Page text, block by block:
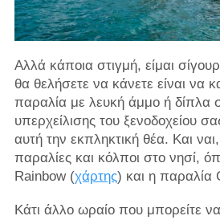
Αλλά κάποια στιγμή, είμαι
θα θελήσετε να κάνετε είναι να
παραλία με λευκή άμμο ή δίπλα
υπερχείλισης του ξενοδοχείου
αυτή την εκπληκτική θέα. Και
παραλίες και κόλποι στο νησί,
Rainbow (χάρτης) και η παραλία
Κάτι άλλο ωραίο που μπορείτε